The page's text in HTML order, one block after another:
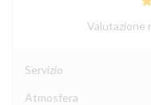
Valutazione
Servizio
Atmosfera